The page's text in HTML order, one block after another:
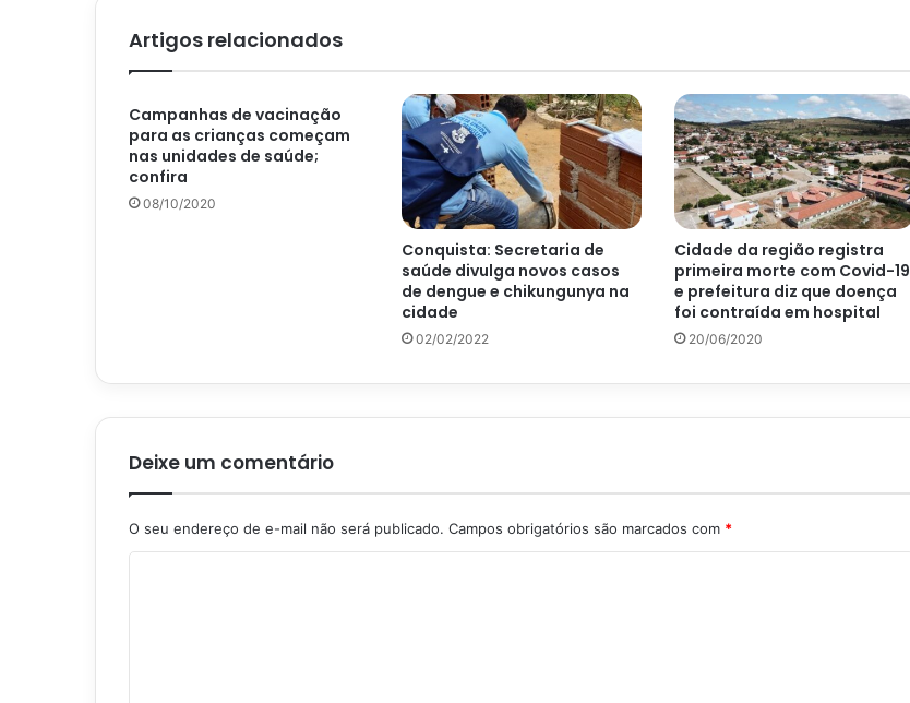
Artigos relacionados
Campanhas de vacinação
para as crianças começam
nas unidades de saúde;
confira
08/10/2020
Conquista: Secretaria de
saúde divulga novos casos
de dengue e chikungunya na
cidade
02/02/2022
Cidade da região registra
primeira morte com Covid-19
e prefeitura diz que doença
foi contraída em hospital
20/06/2020
Deixe um comentário
O seu endereço de e-mail não será publicado. Campos obrigatórios são marcados com *